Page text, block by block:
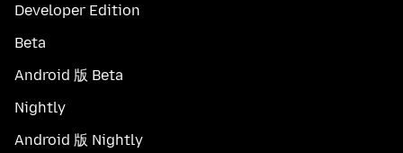
Developer Edition
Beta
Android 版 Beta
Nightly
Android 版 Nightly